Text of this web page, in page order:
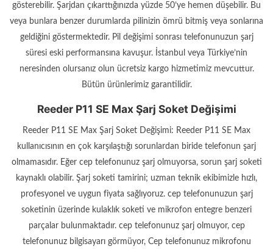
gösterebilir. Şarjdan çıkarttığınızda yüzde 50’ye hemen düşebilir. Bu
veya bunlara benzer durumlarda pilinizin ömrü bitmiş veya sonlarına
geldiğini göstermektedir. Pil değişimi sonrası telefonunuzun şarj
süresi eski performansına kavuşur. İstanbul veya Türkiye’nin
neresinden olursanız olun ücretsiz kargo hizmetimiz mevcuttur.
Bütün ürünlerimiz garantilidir.
Reeder P11 SE Max Şarj Soket Değişimi
Reeder P11 SE Max Şarj Soket Değişimi: Reeder P11 SE Max
kullanıcısının en çok karşılaştığı sorunlardan biride telefonun şarj
olmamasıdır. Eğer cep telefonunuz şarj olmuyorsa, sorun şarj soketi
kaynaklı olabilir. Şarj soketi tamirini; uzman teknik ekibimizle hızlı,
profesyonel ve uygun fiyata sağlıyoruz. cep telefonunuzun şarj
soketinin üzerinde kulaklık soketi ve mikrofon entegre benzeri
parçalar bulunmaktadır. cep telefonunuz şarj olmuyor, cep
telefonunuz bilgisayarı görmüyor, Cep telefonunuz mikrofonu